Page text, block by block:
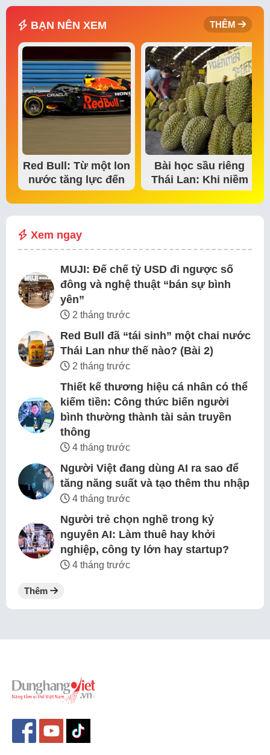
BẠN NÊN XEM THÊM
Red Bull: Từ một lon
nước tăng lực đến
đế chế thể…
Bài học sầu riêng
Thái Lan: Khi niềm
tin thị trường bắt…
Xem ngay
MUJI: Đế chế tỷ USD đi ngược số
đông và nghệ thuật “bán sự bình
yên”
2 tháng trước
Red Bull đã “tái sinh” một chai nước
Thái Lan như thế nào? (Bài 2)
2 tháng trước
Thiết kế thương hiệu cá nhân có thể
kiếm tiền: Công thức biến người
bình thường thành tài sản truyền
thông
4 tháng trước
Người Việt đang dùng AI ra sao để
tăng năng suất và tạo thêm thu nhập
4 tháng trước
Người trẻ chọn nghề trong kỷ
nguyên AI: Làm thuê hay khởi
nghiệp, công ty lớn hay startup?
4 tháng trước
Thêm